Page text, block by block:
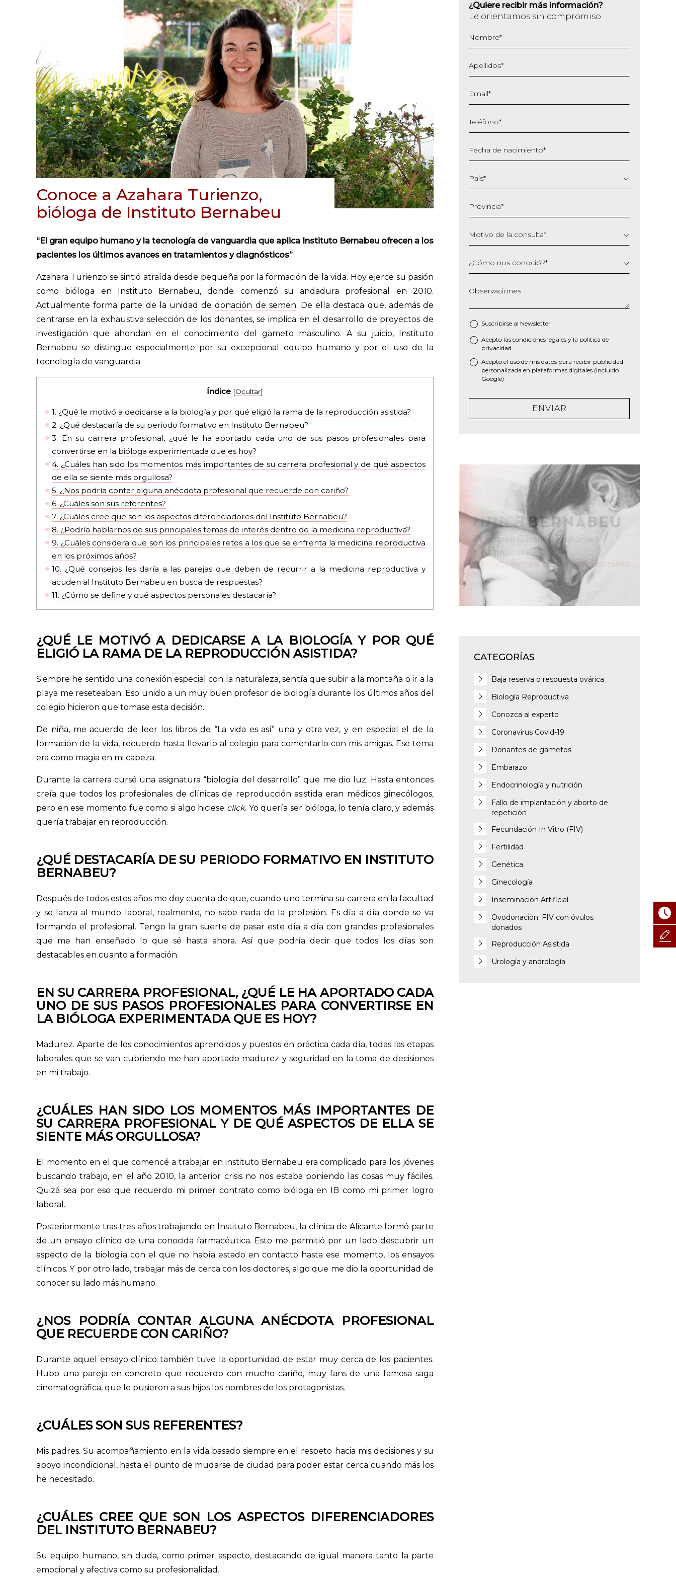
Conoce a Azahara Turienzo,
bióloga de Instituto Bernabeu
“El gran equipo humano y la tecnología de vanguardia que aplica Instituto Bernabeu ofrecen a los
pacientes los últimos avances en tratamientos y diagnósticos”
Azahara Turienzo se sintió atraída desde pequeña por la formación de la vida. Hoy ejerce su pasión
como bióloga en Instituto Bernabeu, donde comenzó su andadura profesional en 2010.
Actualmente forma parte de la unidad dedonación de semen. De ella destaca que, además de
centrarse en la exhaustiva selección de los donantes, se implica en el desarrollo de proyectos de
investigación que ahondan en el conocimiento del gameto masculino. A su juicio, Instituto
Bernabeu se distingue especialmente por su excepcional equipo humano y por el uso de la
tecnología de vanguardia.
Índice [Ocultar]
1. ¿Qué le motivó a dedicarse a la biología y por qué eligió la rama de la reproducción asistida?
2. ¿Qué destacaría de su periodo formativo en Instituto Bernabeu?
3. En su carrera profesional, ¿qué le ha aportado cada uno de sus pasos profesionales para
convertirse en la bióloga experimentada que es hoy?
4. ¿Cuáles han sido los momentos más importantes de su carrera profesional y de qué aspectos
de ella se siente más orgullosa?
5. ¿Nos podría contar alguna anécdota profesional que recuerde con cariño?
6. ¿Cuáles son sus referentes?
7. ¿Cuáles cree que son los aspectos diferenciadores del Instituto Bernabeu?
8. ¿Podría hablarnos de sus principales temas de interés dentro de la medicina reproductiva?
9. ¿Cuáles considera que son los principales retos a los que se enfrenta la medicina reproductiva
en los próximos años?
10. ¿Qué consejos les daría a las parejas que deben de recurrir a la medicina reproductiva y
acuden al Instituto Bernabeu en busca de respuestas?
11. ¿Cómo se define y qué aspectos personales destacaría?
¿QUÉ LE MOTIVÓ A DEDICARSE A LA BIOLOGÍA Y POR QUÉ
ELIGIÓ LA RAMA DE LA REPRODUCCIÓN ASISTIDA?
Siempre he sentido una conexión especial con la naturaleza, sentía que subir a la montaña o ir a la
playa me reseteaban. Eso unido a un muy buen profesor de biología durante los últimos años del
colegio hicieron que tomase esta decisión.
De niña, me acuerdo de leer los libros de “La vida es así” una y otra vez, y en especial el de la
formación de la vida, recuerdo hasta llevarlo al colegio para comentarlo con mis amigas. Ese tema
era como magia en mi cabeza.
Durante la carrera cursé una asignatura “biología del desarrollo” que me dio luz. Hasta entonces
creía que todos los profesionales de clínicas de reproducción asistida eran médicos ginecólogos,
pero en ese momento fue como si algo hiciese click. Yo quería ser bióloga, lo tenía claro, y además
quería trabajar en reproducción.
¿QUÉ DESTACARÍA DE SU PERIODO FORMATIVO EN INSTITUTO
BERNABEU?
Después de todos estos años me doy cuenta de que, cuando uno termina su carrera en la facultad
y se lanza al mundo laboral, realmente, no sabe nada de la profesión. Es día a día donde se va
formando el profesional. Tengo la gran suerte de pasar este día a día con grandes profesionales
que me han enseñado lo que sé hasta ahora. Así que podría decir que todos los días son
destacables en cuanto a formación.
EN SU CARRERA PROFESIONAL, ¿QUÉ LE HA APORTADO CADA
UNO DE SUS PASOS PROFESIONALES PARA CONVERTIRSE EN
LA BIÓLOGA EXPERIMENTADA QUE ES HOY?
Madurez. Aparte de los conocimientos aprendidos y puestos en práctica cada día, todas las etapas
laborales que se van cubriendo me han aportado madurez y seguridad en la toma de decisiones
en mi trabajo.
¿CUÁLES HAN SIDO LOS MOMENTOS MÁS IMPORTANTES DE
SU CARRERA PROFESIONAL Y DE QUÉ ASPECTOS DE ELLA SE
SIENTE MÁS ORGULLOSA?
El momento en el que comencé a trabajar en instituto Bernabeu era complicado para los jóvenes
buscando trabajo, en el año 2010, la anterior crisis no nos estaba poniendo las cosas muy fáciles.
Quizá sea por eso que recuerdo mi primer contrato como bióloga en IB como mi primer logro
laboral.
Posteriormente tras tres años trabajando en Instituto Bernabeu, la clínica de Alicante formó parte
de un ensayo clínico de una conocida farmacéutica. Esto me permitió por un lado descubrir un
aspecto de la biología con el que no había estado en contacto hasta ese momento, los ensayos
clínicos. Y por otro lado, trabajar más de cerca con los doctores, algo que me dio la oportunidad de
conocer su lado más humano.
¿NOS PODRÍA CONTAR ALGUNA ANÉCDOTA PROFESIONAL
QUE RECUERDE CON CARIÑO?
Durante aquel ensayo clínico también tuve la oportunidad de estar muy cerca de los pacientes.
Hubo una pareja en concreto que recuerdo con mucho cariño, muy fans de una famosa saga
cinematográfica, que le pusieron a sus hijos los nombres de los protagonistas.
¿CUÁLES SON SUS REFERENTES?
Mis padres. Su acompañamiento en la vida basado siempre en el respeto hacia mis decisiones y su
apoyo incondicional, hasta el punto de mudarse de ciudad para poder estar cerca cuando más los
he necesitado.
¿CUÁLES CREE QUE SON LOS ASPECTOS DIFERENCIADORES
DEL INSTITUTO BERNABEU?
Su equipo humano, sin duda, como primer aspecto, destacando de igual manera tanto la parte
emocional y afectiva como su profesionalidad.
¿Quiere recibir más información?
Le orientamos sin compromiso
Nombre*
Apellidos*
Email*
Teléfono*
Fecha de nacimiento*
barra
MM
AAAA
País*
Provincia*
Motivo de la consulta*
¿Cómo nos conoció?*
Observaciones
Suscribirse al Newsletter
* Acepto las condiciones legales y la política de
privacidad
Acepto el uso de mis datos para recibir publicidad
personalizada en plataformas digitales (incluido
Google)
ENVIAR
CATEGORÍAS
Baja reserva o respuesta ovárica
Biología Reproductiva
Conozca al experto
Coronavirus Covid-19
Donantes de gametos
Embarazo
Endocrinología y nutrición
Fallo de implantación y aborto de
repetición
Fecundación In Vitro (FIV)
Fertilidad
Genética
Ginecología
Inseminación Artificial
Ovodonación: FIV con óvulos
donados
Reproducción Asistida
Urología y andrología